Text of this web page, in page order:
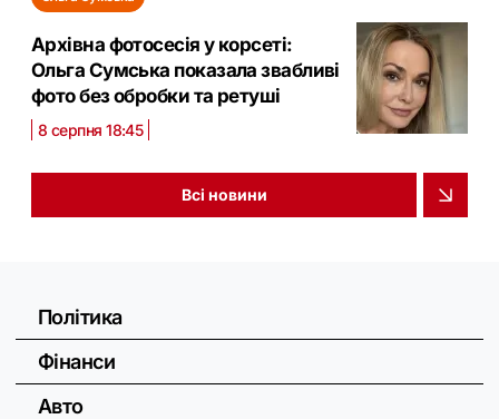
Архівна фотосесія у корсеті:
Ольга Сумська показала звабливі
фото без обробки та ретуші
8 серпня 18:45
Всі новини
Політика
Фінанси
Авто